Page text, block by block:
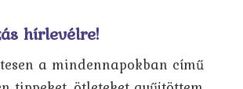
hírlevélre!
a mindennapokban című